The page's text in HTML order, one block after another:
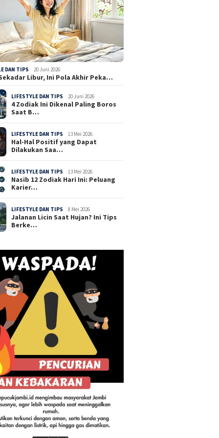
DAN TIPS 20 Juni 2026
Libur, Ini Pola Akhir Peka…
LIFESTYLE DAN TIPS 20 Juni 2026
4 Zodiak Ini Dikenal Paling Boros
Saat B…
LIFESTYLE DAN TIPS 13 Mei 2026
Hal-Hal Positif yang Dapat
Dilakukan Saa…
LIFESTYLE DAN TIPS 13 Mei 2026
Nasib 12 Zodiak Hari Ini: Peluang
Karier…
LIFESTYLE DAN TIPS 8 Mei 2026
Jalanan Licin Saat Hujan? Ini Tips
Berke…